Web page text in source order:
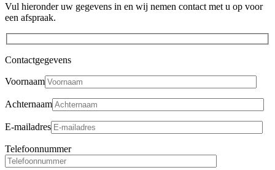
Vul hieronder uw gegevens in en wij nemen contact met u op voor
een afspraak.
Contactgegevens
Voornaam
Achternaam
E-mailadres
Telefoonnummer